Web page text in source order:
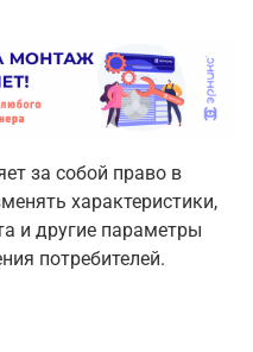
за собой право в
характеристики,
и другие параметры
потребителей.